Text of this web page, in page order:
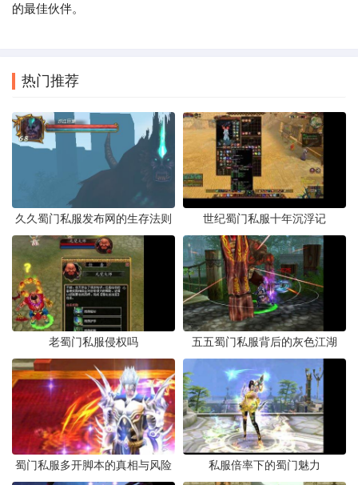
的最佳伙伴。
热门推荐
久久蜀门私服发布网的生存法则 世纪蜀门私服十年沉浮记
老蜀门私服侵权吗 五五蜀门私服背后的灰色江湖
蜀门私服多开脚本的真相与风险 私服倍率下的蜀门魅力